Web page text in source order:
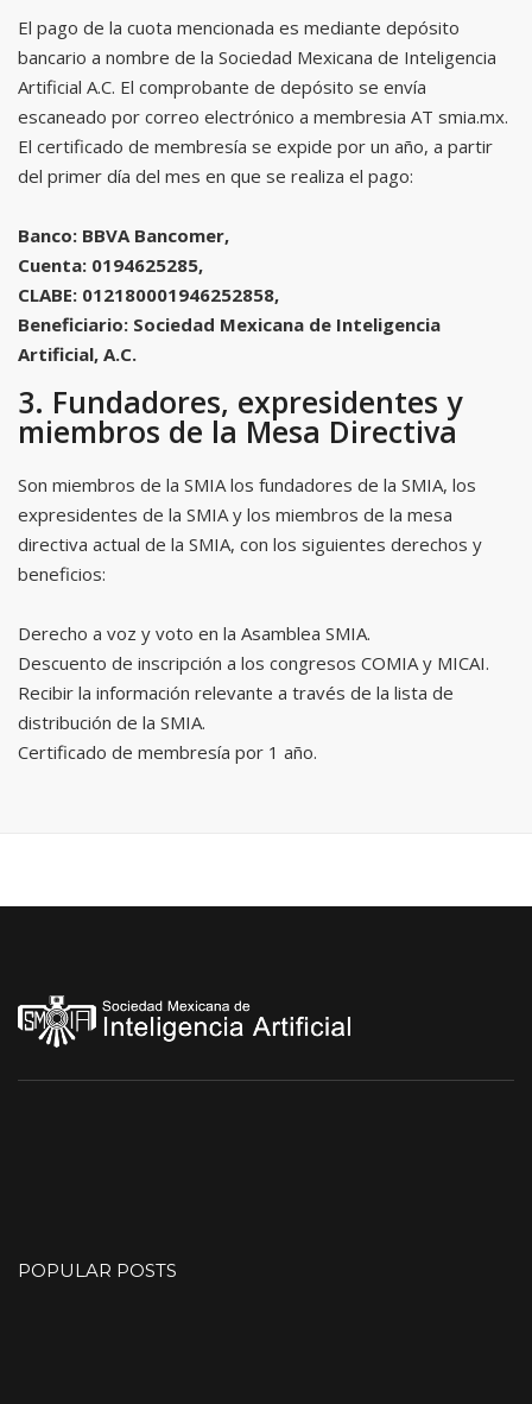
El pago de la cuota mencionada es mediante depósito
bancario a nombre de la Sociedad Mexicana de Inteligencia
Artificial A.C. El comprobante de depósito se envía
escaneado por correo electrónico a membresia AT smia.mx.
El certificado de membresía se expide por un año, a partir
del primer día del mes en que se realiza el pago:
Banco: BBVA Bancomer,
Cuenta: 0194625285,
CLABE: 012180001946252858,
Beneficiario: Sociedad Mexicana de Inteligencia
Artificial, A.C.
3. Fundadores, expresidentes y
miembros de la Mesa Directiva
Son miembros de la SMIA los fundadores de la SMIA, los
expresidentes de la SMIA y los miembros de la mesa
directiva actual de la SMIA, con los siguientes derechos y
beneficios:
Derecho a voz y voto en la Asamblea SMIA.
Descuento de inscripción a los congresos COMIA y MICAI.
Recibir la información relevante a través de la lista de
distribución de la SMIA.
Certificado de membresía por 1 año.
POPULAR POSTS